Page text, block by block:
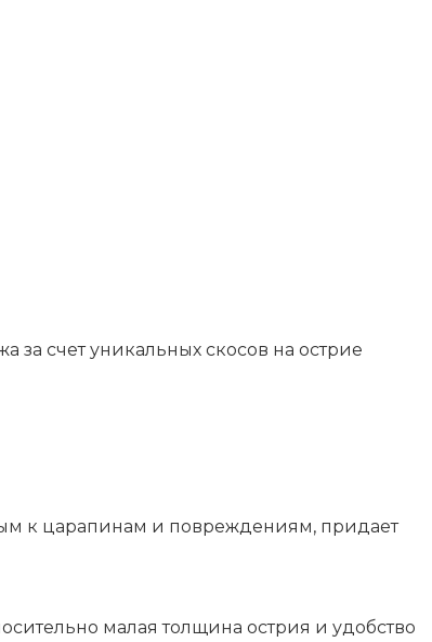
счет уникальных скосов на острие
к царапинам и повреждениям, придает
малая толщина острия и удобство